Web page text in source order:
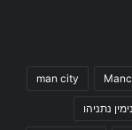
man city
נתניהו